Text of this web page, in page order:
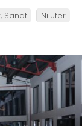
Sanat Nilüfer